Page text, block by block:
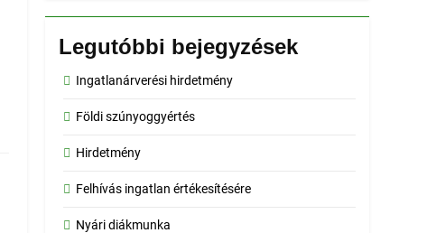
Legutóbbi bejegyzések
Ingatlanárverési hirdetmény
Földi szúnyoggyértés
Hirdetmény
Felhívás ingatlan értékesítésére
Nyári diákmunka